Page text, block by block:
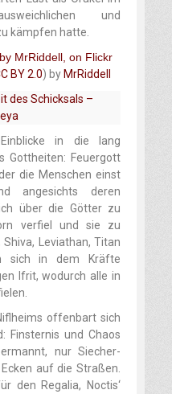
und
kämpfen hatte.
BY 2.0) by MrRiddell
des Schicksals –
in die lang
Gottheiten: Feuergott
die Menschen einst
angesichts deren
über die Götter zu
verfiel und sie zu
Leviathan, Titan
sich in dem Kräfte
Ifrit, wodurch alle in
offenbart sich
Finsternis und Chaos
nur Siecher-
auf die Straßen.
den Regalia, Noctis‘